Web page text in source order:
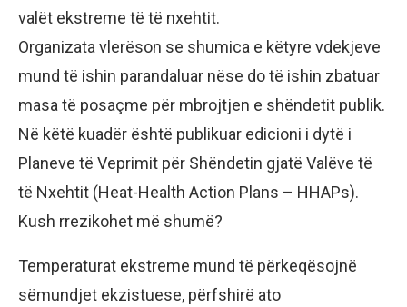
valët ekstreme të të nxehtit.
Organizata vlerëson se shumica e këtyre vdekjeve
mund të ishin parandaluar nëse do të ishin zbatuar
masa të posaçme për mbrojtjen e shëndetit publik.
Në këtë kuadër është publikuar edicioni i dytë i
Planeve të Veprimit për Shëndetin gjatë Valëve të
të Nxehtit (Heat-Health Action Plans – HHAPs).
Kush rrezikohet më shumë?
Temperaturat ekstreme mund të përkeqësojnë
sëmundjet ekzistuese, përfshirë ato